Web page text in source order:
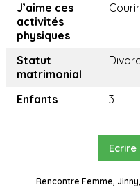
J’aime ces
activités
physiques
Statut
matrimonial
Enfants 3
Rencontre Femme,